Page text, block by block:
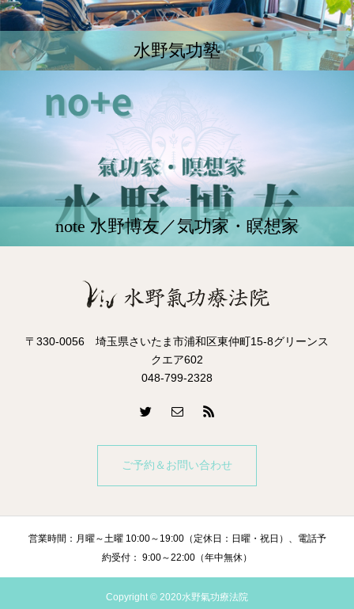
水野気功塾
note 水野博友／気功家・瞑想家
〒330-0056 埼玉県さいたま市浦和区東仲町15-8グリーンス
クエア602
048-799-2328
ご予約＆お問い合わせ
営業時間：月曜～土曜 10:00～19:00（定休日：日曜・祝日）、電話予
約受付： 9:00～22:00（年中無休）
Copyright © 2020水野氣功療法院